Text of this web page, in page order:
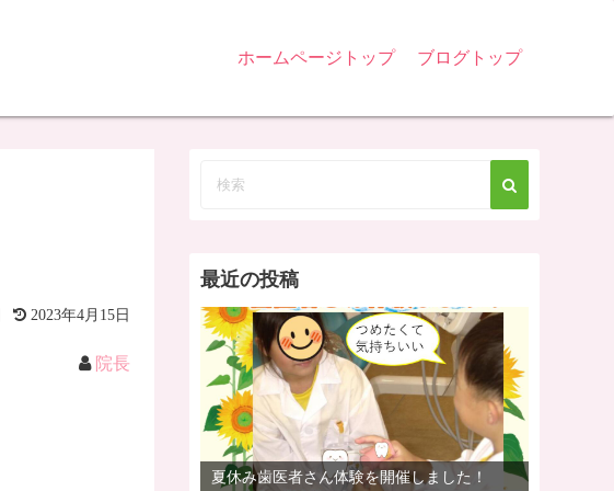
ホームページトップ ブログトップ
2023年4月15日
院長
最近の投稿
夏休み歯医者さん体験を開催しました！